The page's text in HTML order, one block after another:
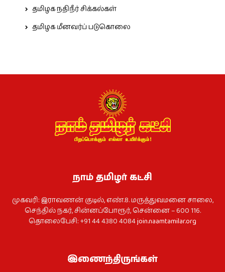
தமிழக நதிநீர் சிக்கல்கள்
தமிழக மீனவர்ப் படுகொலை
நாம் தமிழர் கட்சி
முகவரி: இராவணன் குடில், எண்.8. மருத்துவமனை சாலை,
செந்தில் நகர், சின்னப்போரூர், சென்னை – 600 116.
தொலைபேசி: +91 44 4380 4084join.naamtamilar.org
இணைந்திருங்கள்